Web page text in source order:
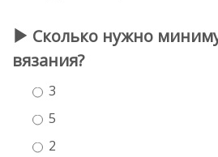
Сколько нужно
вязания?
3
5
2